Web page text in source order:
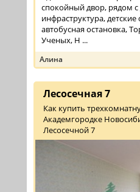
спокойный двор, рядом
инфраструктура,
автобусная остановка,
Ученых, Н ...
Алина
Лесосечная 7
Как купить
Академгородке
Лесосечной 7